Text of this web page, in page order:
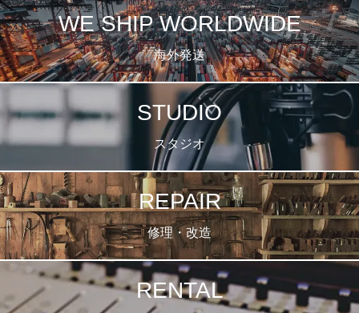
WE SHIP WORLDWIDE
海外発送
STUDIO
スタジオ
REPAIR
修理・改造
RENTAL